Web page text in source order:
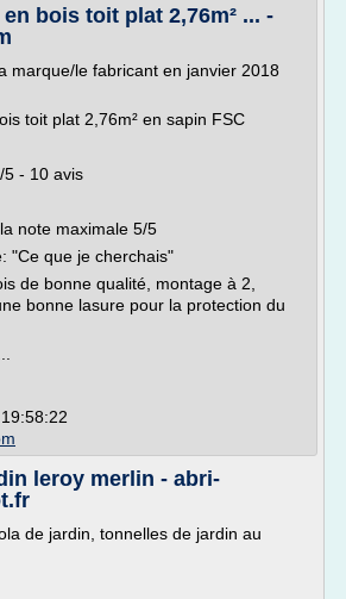
bois toit plat 2,76m² ... -
marque/le fabricant en janvier 2018
toit plat 2,76m² en sapin FSC
5 - 10 avis
note maximale 5/5
"Ce que je cherchais"
de bonne qualité, montage à 2,
bonne lasure pour la protection du
leroy merlin - abri-
de jardin, tonnelles de jardin au